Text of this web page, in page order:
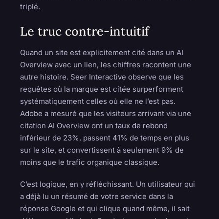
triplé.
Le truc contre-intuitif
Quand un site est explicitement cité dans un AI
Overview avec un lien, les chiffres racontent une
autre histoire. Seer Interactive observe que les
requêtes où la marque est citée surperforment
systématiquement celles où elle ne l’est pas.
Adobe a mesuré que les visiteurs arrivant via une
citation AI Overview ont untaux de rebond
inférieur de 23%, passent 41% de temps en plus
sur le site, et convertissent à seulement 9% de
moins que le trafic organique classique.
C’est logique, en y réfléchissant. Un utilisateur qui
a déjà lu un résumé de votre service dans la
réponse Google et qui clique quand même, il sait